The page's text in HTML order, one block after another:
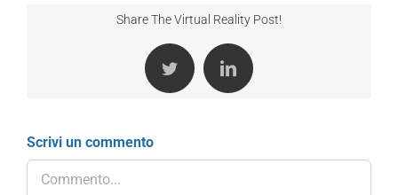
Share The Virtual Reality Post!
Twitter LinkedIn
Scrivi un commento
Commento